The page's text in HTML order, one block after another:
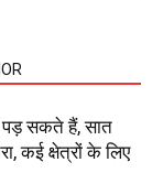
पड़ सकते हैं, सात
कई क्षेत्रों के लिए